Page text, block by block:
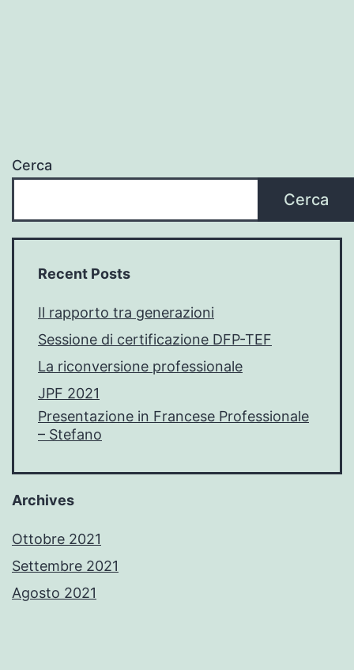
Cerca
Cerca
Recent Posts
Il rapporto tra generazioni
Sessione di certificazione DFP-TEF
La riconversione professionale
JPF 2021
Presentazione in Francese Professionale
– Stefano
Archives
Ottobre 2021
Settembre 2021
Agosto 2021